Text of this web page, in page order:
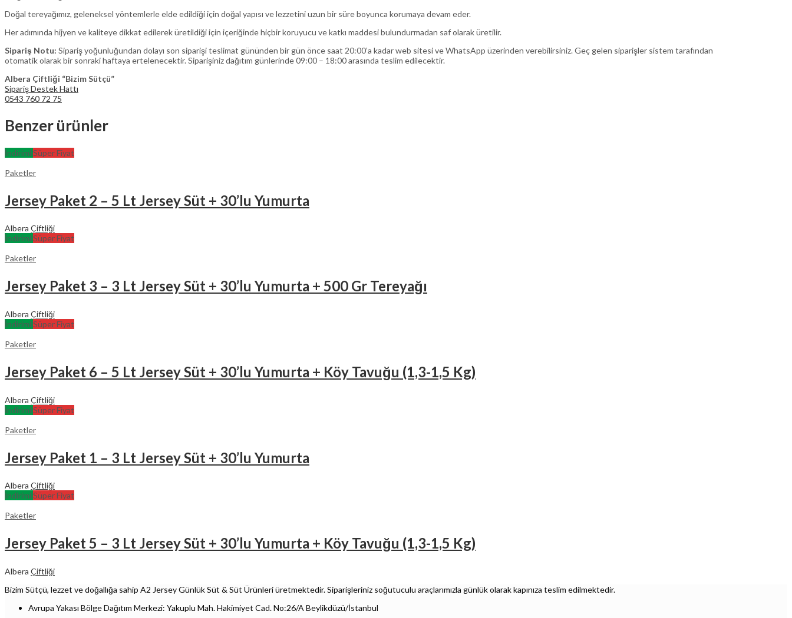
Doğal tereyağımız, geleneksel yöntemlerle elde edildiği için doğal yapısı ve lezzetini uzun bir süre boyunca korumaya devam eder.
Her adımında hijyen ve kaliteye dikkat edilerek üretildiği için içeriğinde hiçbir koruyucu ve katkı maddesi bulundurmadan saf olarak üretilir.
Sipariş Notu: Sipariş yoğunluğundan dolayı son siparişi teslimat gününden bir gün önce saat 20:00’a kadar web sitesi ve WhatsApp üzerinden verebilirsiniz. Geç gelen siparişler sistem tarafından
otomatik olarak bir sonraki haftaya ertelenecektir. Siparişiniz dağıtım günlerinde 09:00 – 18:00 arasında teslim edilecektir.
Albera Çiftliği “Bizim Sütçü”
Sipariş Destek Hattı
0543 760 72 75
Benzer ürünler
İndirimliSüper Fiyat
Paketler
Jersey Paket 2 – 5 Lt Jersey Süt + 30’lu Yumurta
Albera Çiftliği
İndirimliSüper Fiyat
Paketler
Jersey Paket 3 – 3 Lt Jersey Süt + 30’lu Yumurta + 500 Gr Tereyağı
Albera Çiftliği
İndirimliSüper Fiyat
Paketler
Jersey Paket 6 – 5 Lt Jersey Süt + 30’lu Yumurta + Köy Tavuğu (1,3-1,5 Kg)
Albera Çiftliği
İndirimliSüper Fiyat
Paketler
Jersey Paket 1 – 3 Lt Jersey Süt + 30’lu Yumurta
Albera Çiftliği
İndirimliSüper Fiyat
Paketler
Jersey Paket 5 – 3 Lt Jersey Süt + 30’lu Yumurta + Köy Tavuğu (1,3-1,5 Kg)
Albera Çiftliği
Bizim Sütçü, lezzet ve doğallığa sahip A2 Jersey Günlük Süt & Süt Ürünleri üretmektedir. Siparişleriniz soğutuculu araçlarımızla günlük olarak kapınıza teslim edilmektedir.
Avrupa Yakası Bölge Dağıtım Merkezi: Yakuplu Mah. Hakimiyet Cad. No:26/A Beylikdüzü/İstanbul